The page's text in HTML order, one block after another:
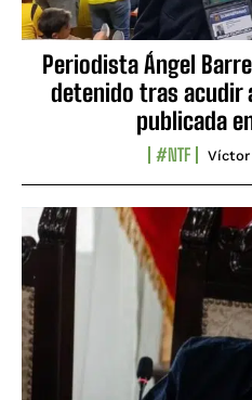
Periodista Ángel
detenido tras acudir
publicada
#NTF Víctor